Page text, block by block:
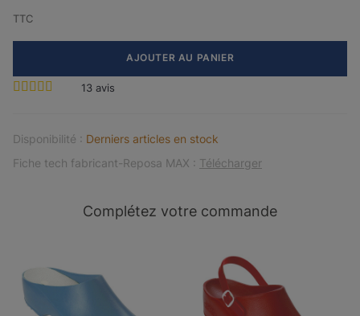
TTC
AJOUTER AU PANIER
13 avis
Disponibilité : Derniers articles en stock
Fiche tech fabricant-Reposa MAX : Télécharger
Complétez votre commande